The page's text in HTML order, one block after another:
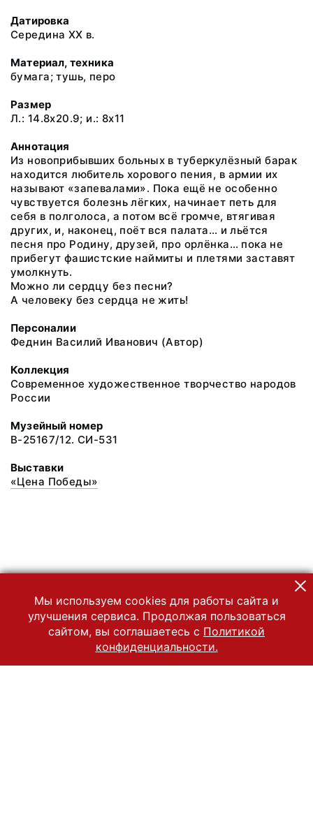
Датировка
Середина ХХ в.
Материал, техника
бумага; тушь, перо
Размер
Л.: 14.8x20.9; и.: 8x11
Аннотация
Из новоприбывших больных в туберкулёзный барак
находится любитель хорового пения, в армии их
называют «запевалами». Пока ещё не особенно
чувствуется болезнь лёгких, начинает петь для
себя в полголоса, а потом всё громче, втягивая
других, и, наконец, поёт вся палата… и льётся
песня про Родину, друзей, про орлёнка… пока не
прибегут фашистские наймиты и плетями заставят
умолкнуть.
Можно ли сердцу без песни?
А человеку без сердца не жить!
Персоналии
Феднин Василий Иванович (Автор)
Коллекция
Современное художественное творчество народов
России
Музейный номер
В-25167/12. СИ-531
Выставки
«Цена Победы»
Мы используем cookies для работы сайта и
улучшения сервиса. Продолжая пользоваться
сайтом, вы соглашаетесь с Политикой
конфиденциальности.